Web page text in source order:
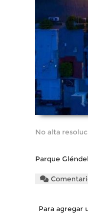
No alta
Parque
Para agregar